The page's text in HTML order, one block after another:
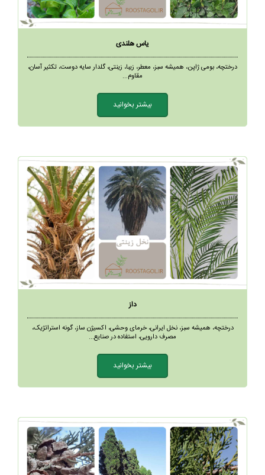
یاس هلندی
درختچه، بومی ژاپن، همیشه سبز، معطر، زیبا، زینتی، گلدار سایه دوست، تکثیر آسان،
مقاوم...
بیشتر بخوانید
داز
درختچه، همیشه سبز، نخل ایرانی، خرمای وحشی، اکسیژن ساز، گونه استراتژیک،
مصرف دارویی، استفاده در صنایع...
بیشتر بخوانید